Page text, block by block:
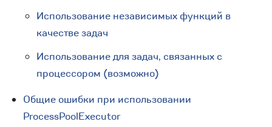
Использование независимых функций в
качестве задач
Использование для задач, связанных с
процессором (возможно)
Общие ошибки при использовании
ProcessPoolExecutor